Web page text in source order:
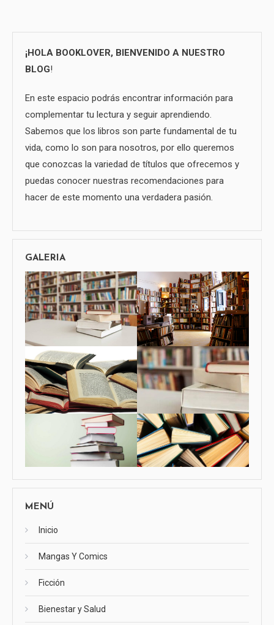
¡HOLA BOOKLOVER, BIENVENIDO A NUESTRO
BLOG!
En este espacio podrás encontrar información para
complementar tu lectura y seguir aprendiendo.
Sabemos que los libros son parte fundamental de tu
vida, como lo son para nosotros, por ello queremos
que conozcas la variedad de títulos que ofrecemos y
puedas conocer nuestras recomendaciones para
hacer de este momento una verdadera pasión.
GALERIA
MENÚ
Inicio
Mangas Y Comics
Ficción
Bienestar y Salud